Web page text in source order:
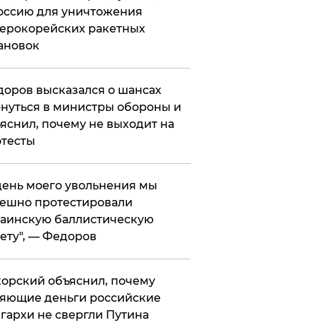
для уничтожения
ракетных
высказался о шансах
в министры обороны и
почему не выходит на
моего увольнения мы
протестировали
баллистическую
— Федоров
объяснил, почему
деньги российские
не свергли Путина